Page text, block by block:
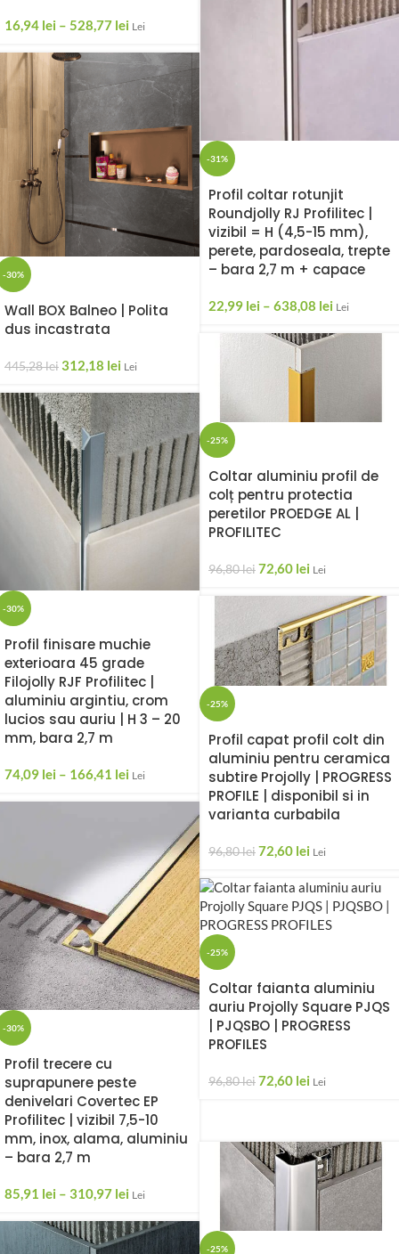
16,94 lei – 528,77 lei Lei
-31%
Profil coltar rotunjit
Roundjolly RJ Profilitec |
vizibil = H (4,5-15 mm),
perete, pardoseala, trepte
– bara 2,7 m + capace
22,99 lei – 638,08 lei Lei
-30%
Wall BOX Balneo | Polita
dus incastrata
445,28lei312,18 lei Lei
-25%
Coltar aluminiu profil de
colț pentru protectia
peretilor PROEDGE AL |
PROFILITEC
96,80lei72,60 lei Lei
-30%
Profil finisare muchie
exterioara 45 grade
Filojolly RJF Profilitec |
aluminiu argintiu, crom
lucios sau auriu | H 3 – 20
mm, bara 2,7 m
74,09 lei – 166,41 lei Lei
-25%
Profil capat profil colt din
aluminiu pentru ceramica
subtire Projolly | PROGRESS
PROFILE | disponibil si in
varianta curbabila
96,80lei72,60 lei Lei
-30%
Profil trecere cu
suprapunere peste
denivelari Covertec EP
Profilitec | vizibil 7,5-10
mm, inox, alama, aluminiu
– bara 2,7 m
85,91 lei – 310,97 lei Lei
-25%
Coltar faianta aluminiu
auriu Projolly Square PJQS
| PJQSBO | PROGRESS
PROFILES
96,80lei72,60 lei Lei
-25%